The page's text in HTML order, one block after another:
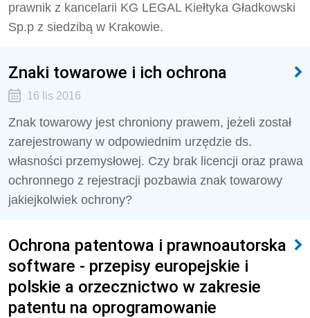
prawnik z kancelarii KG LEGAL Kiełtyka Gładkowski
Sp.p z siedzibą w Krakowie.
Znaki towarowe i ich ochrona
16 lis 2016
Znak towarowy jest chroniony prawem, jeżeli został
zarejestrowany w odpowiednim urzędzie ds.
własności przemysłowej. Czy brak licencji oraz prawa
ochronnego z rejestracji pozbawia znak towarowy
jakiejkolwiek ochrony?
Ochrona patentowa i prawnoautorska
software - przepisy europejskie i
polskie a orzecznictwo w zakresie
patentu na oprogramowanie